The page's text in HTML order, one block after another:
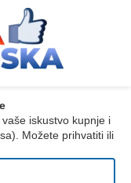
iskustvo kupnje i
Možete prihvatiti ili